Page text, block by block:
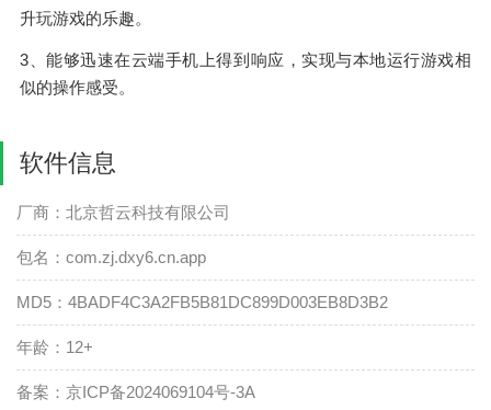
升玩游戏的乐趣。
3、能够迅速在云端手机上得到响应，实现与本地运行游戏相
似的操作感受。
软件信息
厂商：北京哲云科技有限公司
包名：com.zj.dxy6.cn.app
MD5：4BADF4C3A2FB5B81DC899D003EB8D3B2
年龄：12+
备案：京ICP备2024069104号-3A